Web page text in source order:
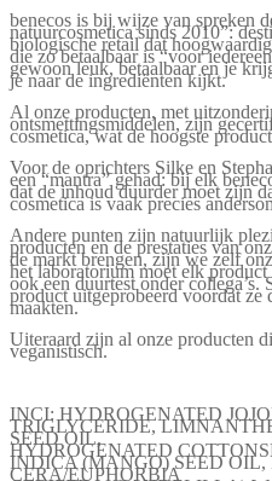
benecos is bij wijze van spreken
natuurcosmetica sinds 2010”:
biologische retail dat
die zo betaalbaar is “voor
gewoon leuk, betaalbaar en je
je naar de ingrediënten kijkt.
Al onze producten, met
ontsmettingsmiddelen, zijn
cosmetica, wat de hoogste
Voor de oprichters Silke en
een “mantra” gehad: bij elk
dat de inhoud duurder moet zijn
cosmetica is vaak precies
Andere punten zijn natuurlijk
producten en de prestaties van
de markt brengen, zijn we zelf
het laboratorium moet elk
ook een duurtest onder
product uitgeprobeerd voordat ze
maakten.
Uiteraard zijn al onze producten
veganistisch.
INCI: HYDROGENATED
TRIGLYCERIDE,
SEED OIL,
HYDROGENATED
INDICA (MANGO) SEED OIL,
CERA/EUPHORBIA